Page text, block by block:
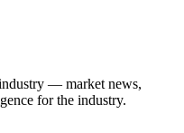
— market news,
for the industry.